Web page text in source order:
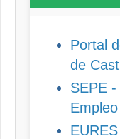
Portal
de
SEPE